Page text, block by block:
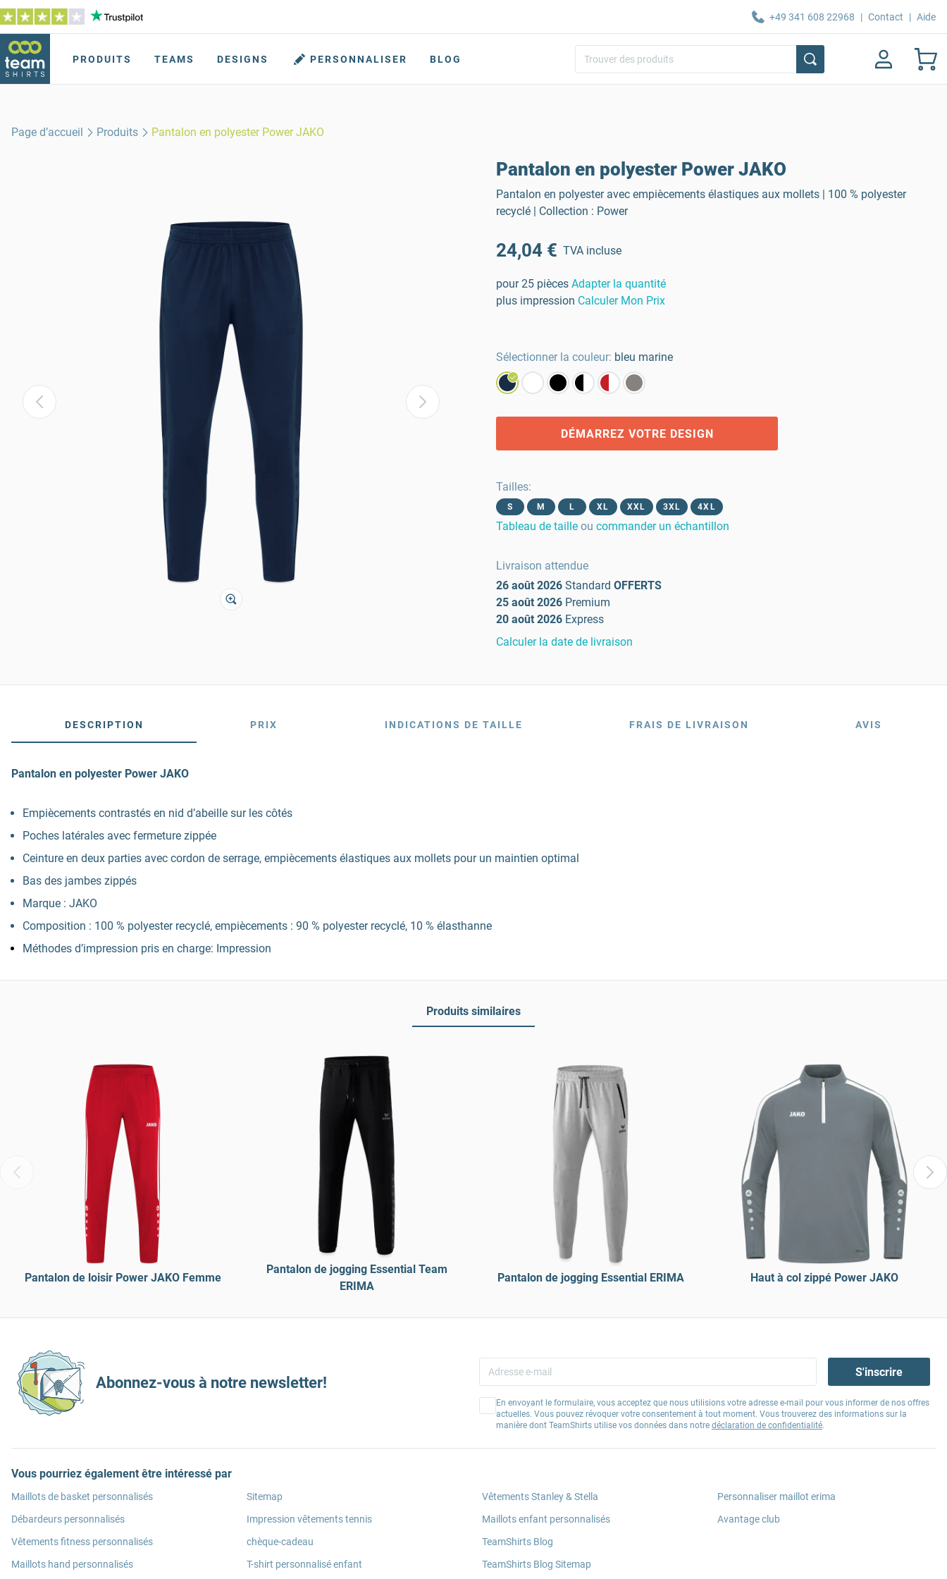
+49 341 608 22968 | Contact | Aide
PRODUITS TEAMS DESIGNS PERSONNALISER BLOG
Page d’accueil Produits Pantalon en polyester Power JAKO
Pantalon en polyester Power JAKO
Pantalon en polyester avec empiècements élastiques aux mollets | 100 % polyester
recyclé | Collection : Power
24,04 € TVA incluse
pour 25 pièces Adapter la quantité
plus impression Calculer Mon Prix
Sélectionner la couleur: bleu marine
DÉMARREZ VOTRE DESIGN
Tailles:
S M L XL XXL 3XL 4XL
Tableau de taille ou commander un échantillon
Livraison attendue
26 août 2026 Standard OFFERTS
25 août 2026 Premium
20 août 2026 Express
Calculer la date de livraison
DESCRIPTION PRIX INDICATIONS DE TAILLE FRAIS DE LIVRAISON AVIS
Pantalon en polyester Power JAKO
Empiècements contrastés en nid d’abeille sur les côtés
Poches latérales avec fermeture zippée
Ceinture en deux parties avec cordon de serrage, empiècements élastiques aux mollets pour un maintien optimal
Bas des jambes zippés
Marque : JAKO
Composition : 100 % polyester recyclé, empiècements : 90 % polyester recyclé, 10 % élasthanne
Méthodes d’impression pris en charge: Impression
Produits similaires
Pantalon de loisir Power JAKO Femme
Pantalon de jogging Essential Team
ERIMA
Pantalon de jogging Essential ERIMA Haut à col zippé Power JAKO
Abonnez-vous à notre newsletter!
S'inscrire
En envoyant le formulaire, vous acceptez que nous utilisions votre adresse e-mail pour vous informer de nos offres
actuelles. Vous pouvez révoquer votre consentement à tout moment. Vous trouverez des informations sur la
manière dont TeamShirts utilise vos données dans notre déclaration de confidentialité.
Vous pourriez également être intéressé par
Maillots de basket personnalisés
Débardeurs personnalisés
Vêtements fitness personnalisés
Maillots hand personnalisés
Sitemap
Impression vêtements tennis
chèque-cadeau
T-shirt personnalisé enfant
Vêtements Stanley & Stella
Maillots enfant personnalisés
TeamShirts Blog
TeamShirts Blog Sitemap
Personnaliser maillot erima
Avantage club